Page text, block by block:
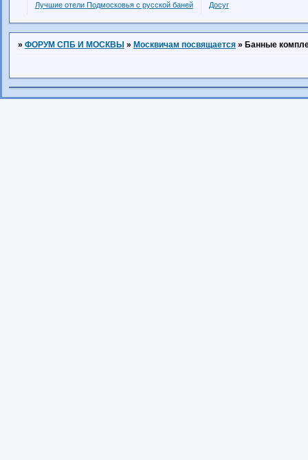
Лучшие отели Подмосковья с русской баней Досуг
» ФОРУМ СПБ И МОСКВЫ » Москвичам посвящается » Банные